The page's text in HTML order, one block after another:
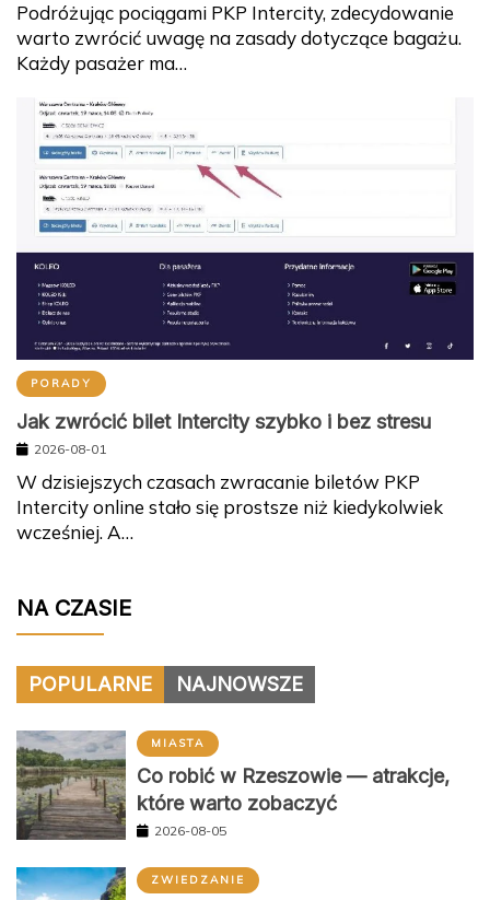
Podróżując pociągami PKP Intercity, zdecydowanie
warto zwrócić uwagę na zasady dotyczące bagażu.
Każdy pasażer ma…
PORADY
Jak zwrócić bilet Intercity szybko i bez stresu
2026-08-01
W dzisiejszych czasach zwracanie biletów PKP
Intercity online stało się prostsze niż kiedykolwiek
wcześniej. A…
NA CZASIE
POPULARNE NAJNOWSZE
MIASTA
Co robić w Rzeszowie — atrakcje,
które warto zobaczyć
2026-08-05
ZWIEDZANIE